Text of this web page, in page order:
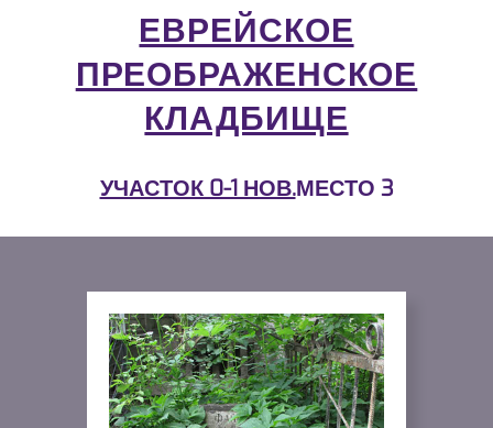
ЕВРЕЙСКОЕ
ПРЕОБРАЖЕНСКОЕ
КЛАДБИЩЕ
УЧАСТОК 0-1 НОВ.МЕСТО 3